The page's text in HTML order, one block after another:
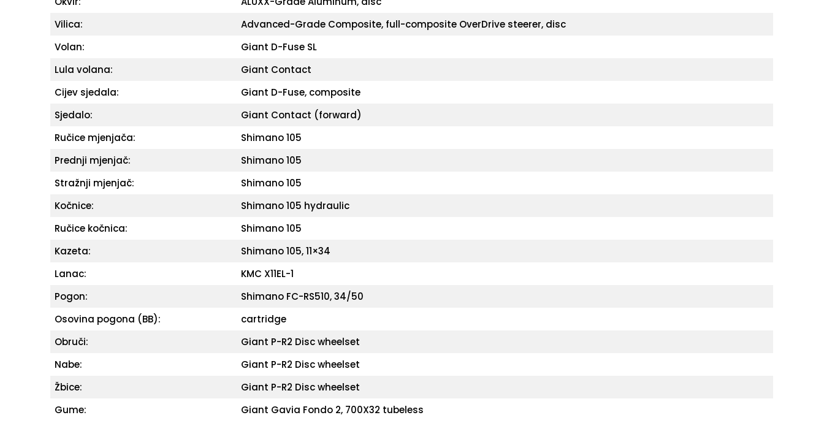
Vilica:
Advanced-Grade Composite, full-composite OverDrive steerer, disc
Volan:
Giant D-Fuse SL
Lula volana:
Giant Contact
Cijev sjedala:
Giant D-Fuse, composite
Sjedalo:
Giant Contact (forward)
Ručice mjenjača:
Shimano 105
Prednji mjenjač:
Shimano 105
Stražnji mjenjač:
Shimano 105
Kočnice:
Shimano 105 hydraulic
Ručice kočnica:
Shimano 105
Kazeta:
Shimano 105, 11×34
Lanac:
KMC X11EL-1
Pogon:
Shimano FC-RS510, 34/50
Osovina pogona (BB):
cartridge
Obruči:
Giant P-R2 Disc wheelset
Nabe:
Giant P-R2 Disc wheelset
Žbice:
Giant P-R2 Disc wheelset
Gume:
Giant Gavia Fondo 2, 700X32 tubeless